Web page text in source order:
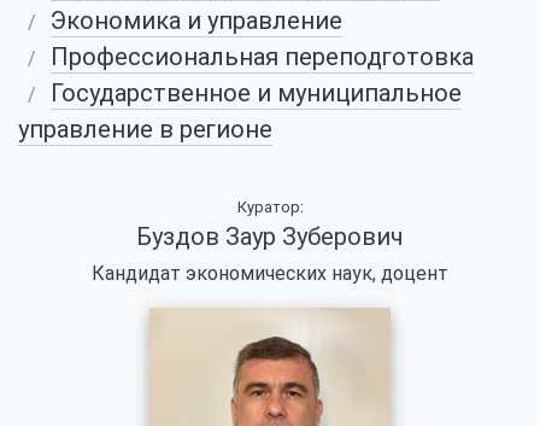
Экономика и управление
Профессиональная переподготовка
Государственное и муниципальное
управление в регионе
Куратор:
Буздов Заур Зуберович
Кандидат экономических наук, доцент